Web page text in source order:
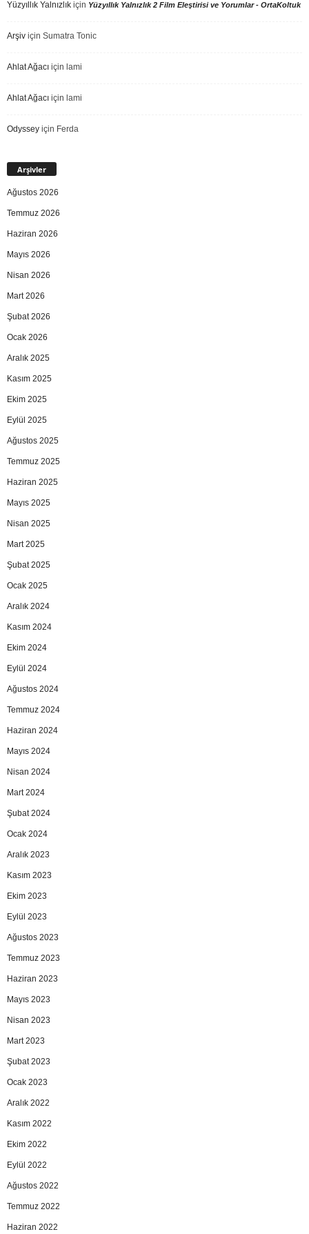
Yüzyıllık Yalnızlık için Yüzyıllık Yalnızlık 2 Film Eleştirisi ve Yorumlar - OrtaKoltuk
Arşiv için Sumatra Tonic
Ahlat Ağacı için lami
Ahlat Ağacı için lami
Odyssey için Ferda
Arşivler
Ağustos 2026
Temmuz 2026
Haziran 2026
Mayıs 2026
Nisan 2026
Mart 2026
Şubat 2026
Ocak 2026
Aralık 2025
Kasım 2025
Ekim 2025
Eylül 2025
Ağustos 2025
Temmuz 2025
Haziran 2025
Mayıs 2025
Nisan 2025
Mart 2025
Şubat 2025
Ocak 2025
Aralık 2024
Kasım 2024
Ekim 2024
Eylül 2024
Ağustos 2024
Temmuz 2024
Haziran 2024
Mayıs 2024
Nisan 2024
Mart 2024
Şubat 2024
Ocak 2024
Aralık 2023
Kasım 2023
Ekim 2023
Eylül 2023
Ağustos 2023
Temmuz 2023
Haziran 2023
Mayıs 2023
Nisan 2023
Mart 2023
Şubat 2023
Ocak 2023
Aralık 2022
Kasım 2022
Ekim 2022
Eylül 2022
Ağustos 2022
Temmuz 2022
Haziran 2022